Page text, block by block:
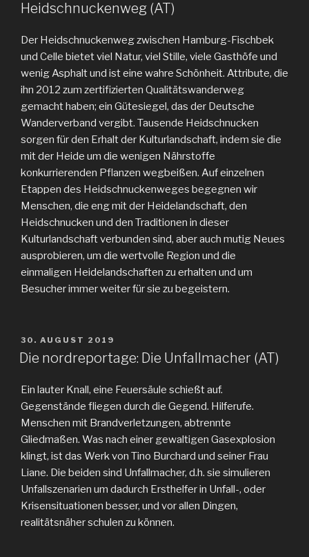
Heidschnuckenweg (AT)
Der Heidschnuckenweg zwischen Hamburg-Fischbek
und Celle bietet viel Natur, viel Stille, viele Gasthöfe und
wenig Asphalt und ist eine wahre Schönheit. Attribute, die
ihn 2012 zum zertifizierten Qualitätswanderweg
gemacht haben; ein Gütesiegel, das der Deutsche
Wanderverband vergibt. Tausende Heidschnucken
sorgen für den Erhalt der Kulturlandschaft, indem sie die
mit der Heide um die wenigen Nährstoffe
konkurrierenden Pflanzen wegbeißen. Auf einzelnen
Etappen des Heidschnuckenweges begegnen wir
Menschen, die eng mit der Heidelandschaft, den
Heidschnucken und den Traditionen in dieser
Kulturlandschaft verbunden sind, aber auch mutig Neues
ausprobieren, um die wertvolle Region und die
einmaligen Heidelandschaften zu erhalten und um
Besucher immer weiter für sie zu begeistern.
VERÖFFENTLICHT
AM
30. AUGUST 2019
Die nordreportage: Die Unfallmacher (AT)
Ein lauter Knall, eine Feuersäule schießt auf.
Gegenstände fliegen durch die Gegend. Hilferufe.
Menschen mit Brandverletzungen, abtrennte
Gliedmaßen. Was nach einer gewaltigen Gasexplosion
klingt, ist das Werk von Tino Burchard und seiner Frau
Liane. Die beiden sind Unfallmacher, d.h. sie simulieren
Unfallszenarien um dadurch Ersthelfer in Unfall-, oder
Krisensituationen besser, und vor allen Dingen,
realitätsnäher schulen zu können.